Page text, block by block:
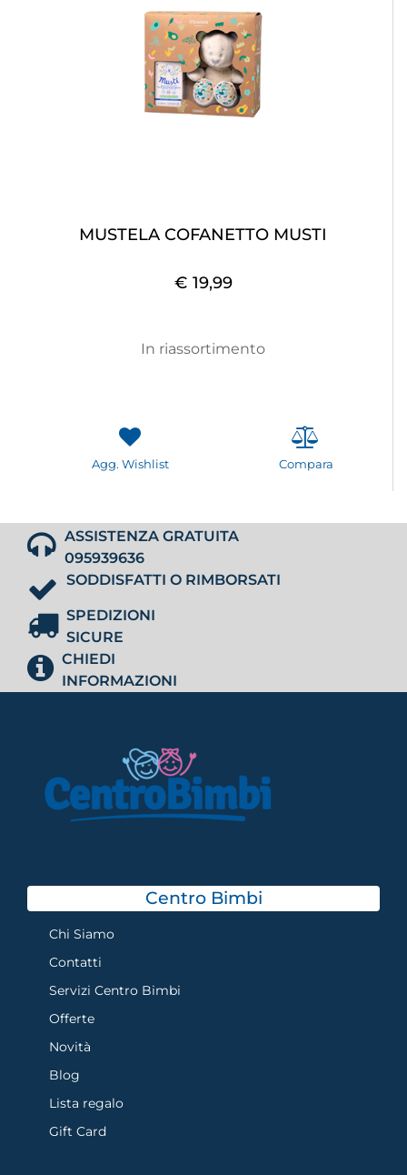
MUSTELA COFANETTO MUSTI
€ 19,99
In riassortimento
Agg. Wishlist Compara
ASSISTENZA GRATUITA
095939636
SODDISFATTI O RIMBORSATI
SPEDIZIONI
SICURE
CHIEDI
INFORMAZIONI
Centro Bimbi
Chi Siamo
Contatti
Servizi Centro Bimbi
Offerte
Novità
Blog
Lista regalo
Gift Card